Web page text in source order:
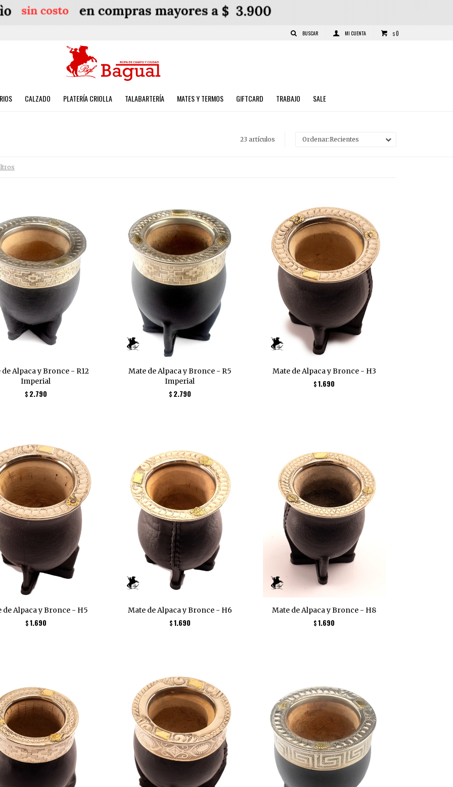
CALZADO PLATERÍA CRIOLLA TALABARTERÍA MATES Y TERMOS GIFTCARD TRABAJO SALE
$0
23 artículos Recientes
Alpaca y Bronce - R12
Imperial
$ 2.790
Mate de Alpaca y Bronce - R5
Imperial
$ 2.790
Mate de Alpaca y Bronce - H3
$ 1.690
de Alpaca y Bronce - H5
$ 1.690
Mate de Alpaca y Bronce - H6
$1.690
Mate de Alpaca y Bronce - H8
$ 1.690